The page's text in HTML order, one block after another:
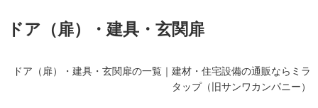
キッチン 浴室（風呂・
ドア（扉）・建具・玄関
エクステリア（外構）
施工事例 法人案件納入事例
ミラタップのあるくらし お客様訪問インタビュー
ショールーム
ショールームの ご案内 東京 ショールーム
サポート
ドア（扉）・建具・玄関扉
ドア（扉）・建具・玄関扉の一覧｜建材・住宅設備の通販ならミラ
タップ（旧サンワカンパニー）